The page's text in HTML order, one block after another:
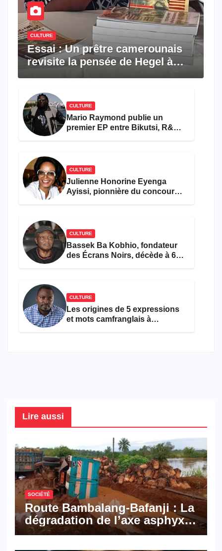
CULTURE
Essai : Un prêtre camerounais
revisite la pensée de Hegel à
CULTURE
Mario Raymond publie un
premier EP entre Bikutsi, R&B
CULTURE
Julienne Honorine Eyenga
Ayissi, pionnière du concours
CULTURE
Bassek Ba Kobhio, fondateur
des Écrans Noirs, décède à 69
CULTURE
Les origines de 5 expressions
et mots camfranglais à
Lire aussi
SOCIÉTÉ
Route Bambalang-Bafanji : La
dégradation de l’axe asphyxie
les activités économiques